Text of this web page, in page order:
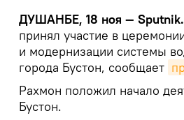
ДУШАНБЕ, 18 ноя — Sputnik.
принял участие в
и модернизации системы
города Бустон, сообщает
Рахмон положил начало
Бустон.